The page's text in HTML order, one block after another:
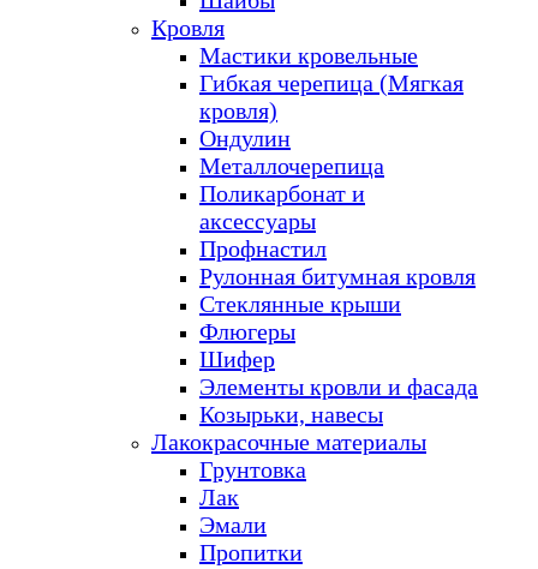
Кровля
Мастики кровельные
Гибкая черепица (Мягкая
кровля)
Ондулин
Металлочерепица
Поликарбонат и
аксессуары
Профнастил
Рулонная битумная кровля
Стеклянные крыши
Флюгеры
Шифер
Элементы кровли и фасада
Козырьки, навесы
Лакокрасочные материалы
Грунтовка
Лак
Эмали
Пропитки